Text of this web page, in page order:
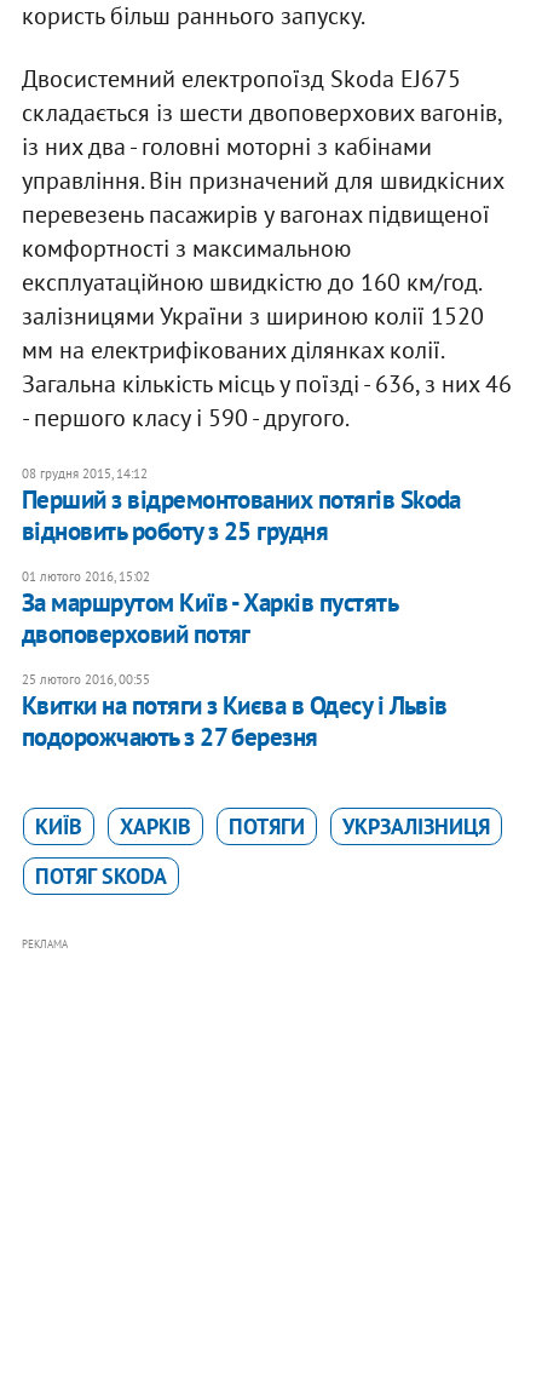
користь більш раннього запуску.
Двосистемний електропоїзд Skoda EJ675
складається із шести двоповерхових вагонів,
із них два - головні моторні з кабінами
управління. Він призначений для швидкісних
перевезень пасажирів у вагонах підвищеної
комфортності з максимальною
експлуатаційною швидкістю до 160 км/год.
залізницями України з шириною колії 1520
мм на електрифікованих ділянках колії.
Загальна кількість місць у поїзді - 636, з них 46
- першого класу і 590 - другого.
08 грудня 2015, 14:12
Перший з відремонтованих потягів Skoda
відновить роботу з 25 грудня
01 лютого 2016, 15:02
За маршрутом Київ - Харків пустять
двоповерховий потяг
25 лютого 2016, 00:55
Квитки на потяги з Києва в Одесу і Львів
подорожчають з 27 березня
КИЇВ ХАРКІВ ПОТЯГИ
УКРЗАЛІЗНИЦЯ
ПОТЯГ SKODA
РЕКЛАМА